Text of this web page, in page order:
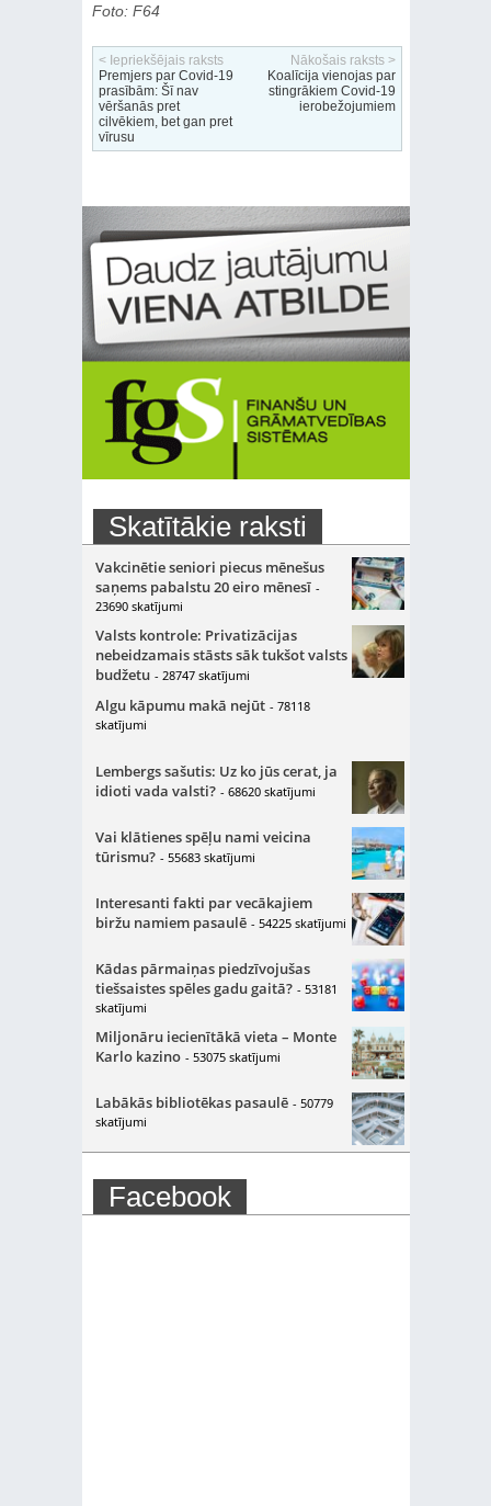
Foto: F64
< Iepriekšējais raksts
Premjers par Covid-19
prasībām: Šī nav
vēršanās pret
cilvēkiem, bet gan pret
vīrusu
Nākošais raksts >
Koalīcija vienojas par
stingrākiem Covid-19
ierobežojumiem
Skatītākie raksti
Vakcinētie seniori piecus mēnešus
saņems pabalstu 20 eiro mēnesī -
23690 skatījumi
Valsts kontrole: Privatizācijas
nebeidzamais stāsts sāk tukšot valsts
budžetu - 28747 skatījumi
Algu kāpumu makā nejūt - 78118
skatījumi
Lembergs sašutis: Uz ko jūs cerat, ja
idioti vada valsti? - 68620 skatījumi
Vai klātienes spēļu nami veicina
tūrismu? - 55683 skatījumi
Interesanti fakti par vecākajiem
biržu namiem pasaulē - 54225 skatījumi
Kādas pārmaiņas piedzīvojušas
tiešsaistes spēles gadu gaitā? - 53181
skatījumi
Miljonāru iecienītākā vieta – Monte
Karlo kazino - 53075 skatījumi
Labākās bibliotēkas pasaulē - 50779
skatījumi
Facebook